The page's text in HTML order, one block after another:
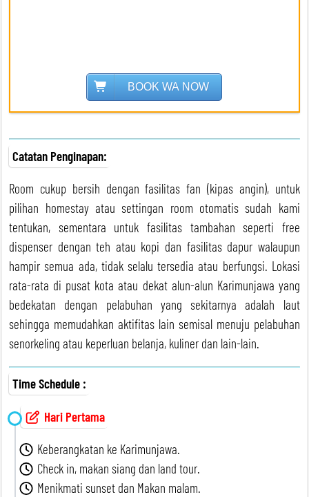
BOOK WA NOW
RP
BOOK WA NOW
RP
BOOK WA NOW
Catatan Penginapan:
Room cukup bersih dengan fasilitas fan (kipas angin), untuk
pilihan homestay atau settingan room otomatis sudah kami
tentukan, sementara untuk fasilitas tambahan seperti free
dispenser dengan teh atau kopi dan fasilitas dapur walaupun
hampir semua ada, tidak selalu tersedia atau berfungsi. Lokasi
rata-rata di pusat kota atau dekat alun-alun Karimunjawa yang
bedekatan dengan pelabuhan yang sekitarnya adalah laut
sehingga memudahkan aktifitas lain semisal menuju pelabuhan
senorkeling atau keperluan belanja, kuliner dan lain-lain.
Time Schedule :
Hari Pertama
Keberangkatan ke Karimunjawa.
Check in, makan siang dan land tour.
Menikmati sunset dan Makan malam.